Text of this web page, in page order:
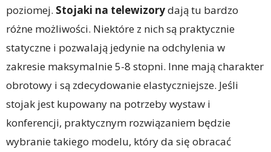
poziomej. Stojaki na telewizorydają tu bardzo
różne możliwości. Niektóre z nich są praktycznie
statyczne i pozwalają jedynie na odchylenia w
zakresie maksymalnie 5-8 stopni. Inne mają charakter
obrotowy i są zdecydowanie elastyczniejsze. Jeśli
stojak jest kupowany na potrzeby wystaw i
konferencji, praktycznym rozwiązaniem będzie
wybranie takiego modelu, który da się obracać